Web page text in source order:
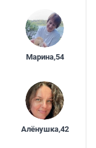
Марина,54
Алёнушка,42